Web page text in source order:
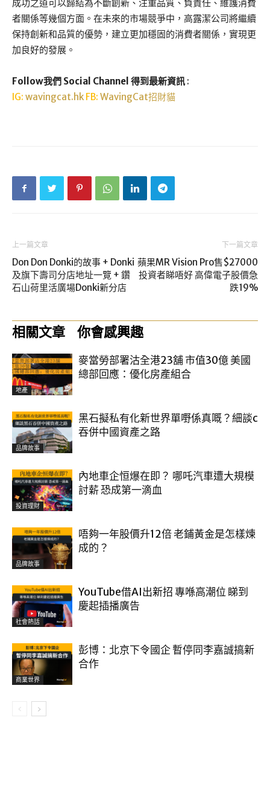
成功之道可以歸結為不斷創新、注重品質、負責任、維護消費
者關係等幾個方面。在未來的市場競爭中，高露潔公司將繼續
保持創新和品質的優勢，建立更加穩固的消費者關係，實現更
加良好的發展。
Follow我們 Social Channel 得到最新資訊 :
IG: wavingcat.hk FB: WavingCat招財貓
上一篇文章
Don Don Donki的故事 + Donki
及旗下壽司分店地址一覽 + 鑽
石山荷里活廣場Donki新分店
下一篇文章
蘋果MR Vision Pro售$27000
投資者睇唔好 高偉電子股價急
跌19%
相關文章 你會感興趣
地產
麥當勞部署沽全港23舖 市值30億 美國
總部回應：優化房產組合
品牌故事
黑石擬私有化新世界單嘢係真嘅？細談c
吞併中國資產之路
投資理財
內地車企恒爆在即？ 哪吒汽車遭大規模
討薪 恐成第一滴血
品牌故事
唔夠一年股價升12倍 老鋪黃金是怎樣煉
成的？
社會熱話
YouTube借AI出新招 專喺高潮位 睇到
慶起插播廣告
商業世界
彭博：北京下令國企 暫停同李嘉誠搞新
合作